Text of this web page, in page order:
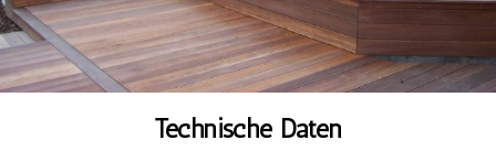
Technische Daten